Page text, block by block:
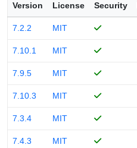
Version License Security
7.2.2 MIT
7.10.1 MIT
7.9.5 MIT
7.10.3 MIT
7.3.4 MIT
7.4.3 MIT